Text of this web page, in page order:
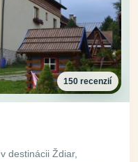
150 recenzií
destinácii Ždiar,